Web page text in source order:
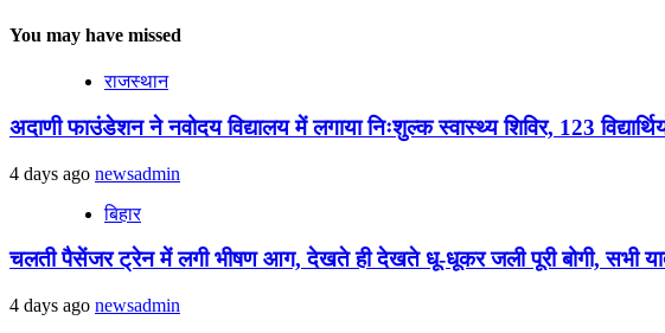
You may have missed
राजस्थान
अदाणी फाउंडेशन ने नवोदय विद्यालय में लगाया निःशुल्क स्वास्थ्य शिविर, 123
4 days ago newsadmin
बिहार
चलती पैसेंजर ट्रेन में लगी भीषण आग, देखते ही देखते धू-धूकर जली पूरी बोगी, सभी
4 days ago newsadmin